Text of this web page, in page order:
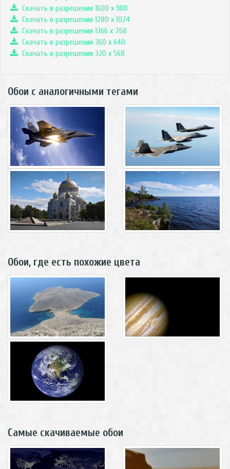
Скачать в разрешении 1600 x 900
Скачать в разрешении 1280 x 1024
Скачать в разрешении 1366 x 768
Скачать в разрешении 360 x 640
Скачать в разрешении 320 x 568
Обои с аналогичными тегами
Обои, где есть похожие цвета
Самые скачиваемые обои